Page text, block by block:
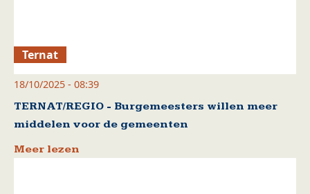
Ternat
18/10/2025 - 08:39
TERNAT/REGIO - Burgemeesters willen meer
middelen voor de gemeenten
Meer lezen